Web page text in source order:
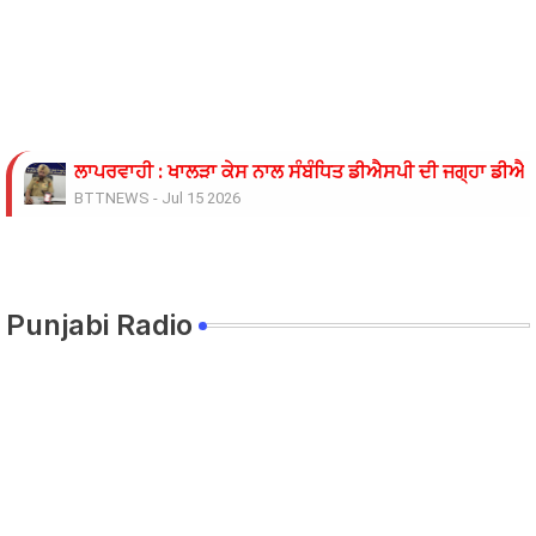
ਲਾਪਰਵਾਹੀ : ਖਾਲੜਾ ਕੇਸ ਨਾਲ ਸੰਬੰਧਿਤ ਡੀਐਸਪੀ ਦੀ ਜਗ੍ਹਾ
BTTNEWS - Jul 15 2026
11 ਜੂਨ ਦੇ ਗੰਭੀਰਪੁਰ ਸਿੱਖਿਆ ਮੰਤਰੀ ਪੰਜਾਬ ਦੇ ਪਿੰਡ ਧਰਨੇ ਸੰਬੰਧੀ
Punjabi Radio